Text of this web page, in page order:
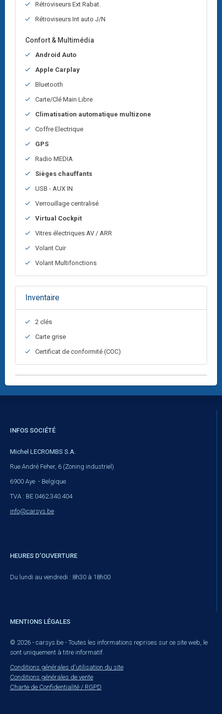
Rétroviseurs Ext Rabat.
Rétroviseurs Int auto J/N
Confort & Multimédia
Android Auto
Apple Carplay
Bluetooth
Carte/Clé Main Libre
Climatisation automatique multizone
Coffre Electrique
GPS
Radio MEDIA
Sièges chauffants
USB - AUX IN
Verrouillage centralisé
Virtual Cockpit
Vitres électriques AV / ARR
Volant Cuir
Volant Multifonctions
Inventaire
2 clés
Carte grise
Certificat de conformité (COC)
INFOS SOCIÉTÉ
Michel LECROMBS S.A.
Rue André Feher, 6 (Zoning industriel)
6900 Aye - Belgique
TVA : BE 0462.340.404
info@carsys.be
HEURES D’OUVERTURE
Du lundi au vendredi : 8h30 à 18h00
MENTIONS LÉGALES
© 2026 - carsys.be - Toutes les informations reprises sur ce site web, le
sont uniquement à titre informatif.
Conditions générales d'utilisation du site
Conditions générales de vente
Charte de Confidentialité / RGPD